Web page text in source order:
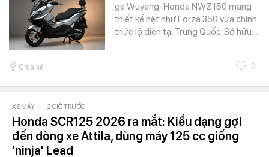
ga Wuyang-Honda NWZ150 mang
thiết kế hệt như Forza 350 vừa chính
thức lộ diện tại Trung Quốc. Sở hữu…
Chia sẻ 0
XE MÁY - 2 GIỜ TRƯỚC
Honda SCR125 2026 ra mắt: Kiểu dạng gợi
đến dòng xe Attila, dùng máy 125 cc giống
'ninja' Lead